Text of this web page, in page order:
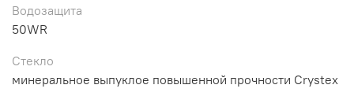
Водозащита
50WR
Стекло
минеральное выпуклое повышенной прочности Crystex